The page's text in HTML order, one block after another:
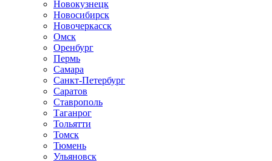
Новокузнецк
Новосибирск
Новочеркаcск
Омск
Оренбург
Пермь
Самара
Санкт-Петербург
Саратов
Ставрополь
Таганрог
Тольятти
Томск
Тюмень
Ульяновск